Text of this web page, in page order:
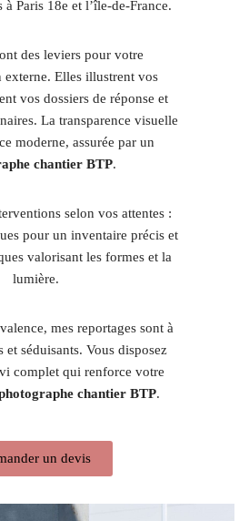
Paris 18e et l’île-de-France.
des leviers pour votre
Elles illustrent vos
vos dossiers de réponse et
La transparence visuelle
moderne, assurée par un
chantier BTP.
selon vos attentes :
pour un inventaire précis et
valorisant les formes et la
lumière.
mes reportages sont à
et séduisants. Vous disposez
complet qui renforce votre
chantier BTP.
un devis